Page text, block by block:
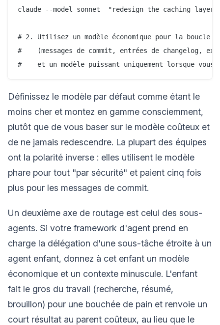
claude --model sonnet  "redesign the caching layer
# 2. Utilisez un modèle économique pour la boucle
#    (messages de commit, entrées de changelog,
Définissez le modèle par défaut comme étant le
moins cher et montez en gamme consciemment,
plutôt que de vous baser sur le modèle coûteux et
de ne jamais redescendre. La plupart des équipes
ont la polarité inverse : elles utilisent le modèle
phare pour tout "par sécurité" et paient cinq fois
plus pour les messages de commit.
Un deuxième axe de routage est celui des sous-
agents. Si votre framework d'agent prend en
charge la délégation d'une sous-tâche étroite à un
agent enfant, donnez à cet enfant un modèle
économique et un contexte minuscule. L'enfant
fait le gros du travail (recherche, résumé,
brouillon) pour une bouchée de pain et renvoie un
court résultat au parent coûteux, au lieu que le